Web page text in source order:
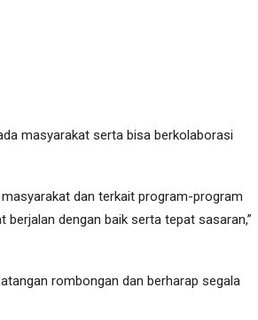
masyarakat serta bisa berkolaborasi
dan terkait program-program
dengan baik serta tepat sasaran,”
rombongan dan berharap segala